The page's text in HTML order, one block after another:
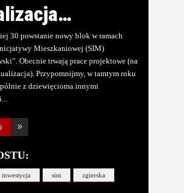
30 powstanie nowy blok w ramach
Mieszkaniowej (SIM)
Obecnie trwają prace projektowe (na
Przypomnijmy, w tamtym roku
z dziewięcioma innymi
inwestycja sim zgierska